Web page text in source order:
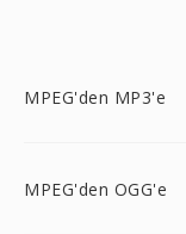
MPEG'den MP3'e
MPEG'den OGG'e